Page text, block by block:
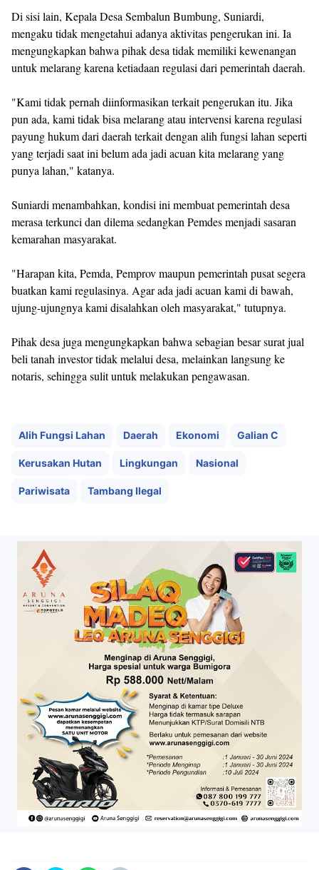
Di sisi lain, Kepala Desa Sembalun Bumbung, Suniardi,
mengaku tidak mengetahui adanya aktivitas pengerukan ini. Ia
mengungkapkan bahwa pihak desa tidak memiliki kewenangan
untuk melarang karena ketiadaan regulasi dari pemerintah daerah.
"Kami tidak pernah diinformasikan terkait pengerukan itu. Jika
pun ada, kami tidak bisa melarang atau intervensi karena regulasi
payung hukum dari daerah terkait dengan alih fungsi lahan seperti
yang terjadi saat ini belum ada jadi acuan kita melarang yang
punya lahan," katanya.
Suniardi menambahkan, kondisi ini membuat pemerintah desa
merasa terkunci dan dilema sedangkan Pemdes menjadi sasaran
kemarahan masyarakat.
"Harapan kita, Pemda, Pemprov maupun pemerintah pusat segera
buatkan kami regulasinya. Agar ada jadi acuan kami di bawah,
ujung-ujungnya kami disalahkan oleh masyarakat," tutupnya.
Pihak desa juga mengungkapkan bahwa sebagian besar surat jual
beli tanah investor tidak melalui desa, melainkan langsung ke
notaris, sehingga sulit untuk melakukan pengawasan.
Alih Fungsi Lahan Daerah Ekonomi Galian C
Kerusakan Hutan Lingkungan Nasional
Pariwisata Tambang Ilegal